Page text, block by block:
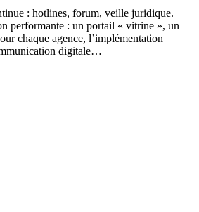
: hotlines, forum, veille juridique.
performante : un portail « vitrine », un
chaque agence, l’implémentation
digitale…